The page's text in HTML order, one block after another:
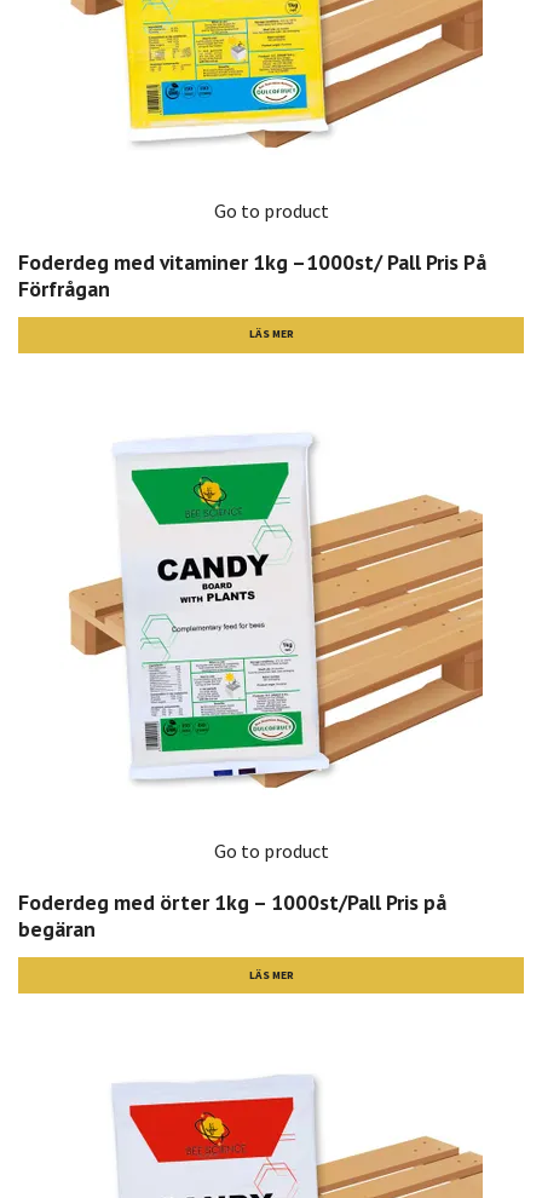
Go to product
Foderdeg med vitaminer 1kg –1000st/ Pall Pris På
Förfrågan
LÄS MER
Go to product
Foderdeg med örter 1kg – 1000st/Pall Pris på
begäran
LÄS MER